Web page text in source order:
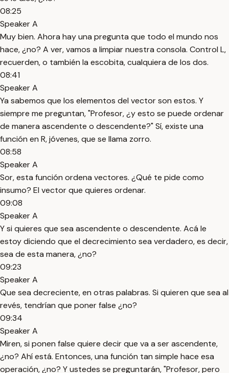
08:25
Speaker A
Muy bien. Ahora hay una pregunta que todo el mundo nos
hace, ¿no? A ver, vamos a limpiar nuestra consola. Control L,
recuerden, o también la escobita, cualquiera de los dos.
08:41
Speaker A
Ya sabemos que los elementos del vector son estos. Y
siempre me preguntan, "Profesor, ¿y esto se puede ordenar
de manera ascendente o descendente?" Sí, existe una
función en R, jóvenes, que se llama zorro.
08:58
Speaker A
Sor, esta función ordena vectores. ¿Qué te pide como
insumo? El vector que quieres ordenar.
09:08
Speaker A
Y si quieres que sea ascendente o descendente. Acá le
estoy diciendo que el decrecimiento sea verdadero, es decir,
sea de esta manera, ¿no?
09:23
Speaker A
Que sea decreciente, en otras palabras. Si quieren que sea al
revés, tendrían que poner false ¿no?
09:34
Speaker A
Miren, si ponen false quiere decir que va a ser ascendente,
¿no? Ahí está. Entonces, una función tan simple hace esa
operación, ¿no? Y ustedes se preguntarán, "Profesor, pero